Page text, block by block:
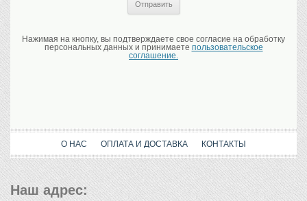
Нажимая на кнопку, вы подтверждаете свое согласие на обработку
персональных данных и принимаете пользовательское
соглашение.
О НАС ОПЛАТА И ДОСТАВКА КОНТАКТЫ
Наш адрес: